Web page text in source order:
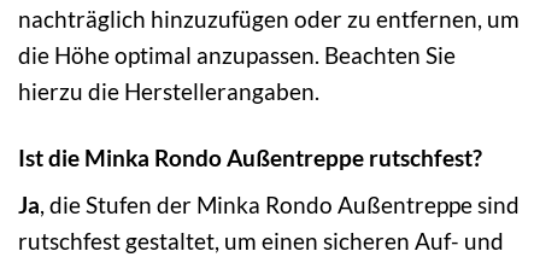
nachträglich hinzuzufügen oder zu entfernen, um
die Höhe optimal anzupassen. Beachten Sie
hierzu die Herstellerangaben.
Ist die Minka Rondo Außentreppe rutschfest?
Ja, die Stufen der Minka Rondo Außentreppe sind
rutschfest gestaltet, um einen sicheren Auf- und